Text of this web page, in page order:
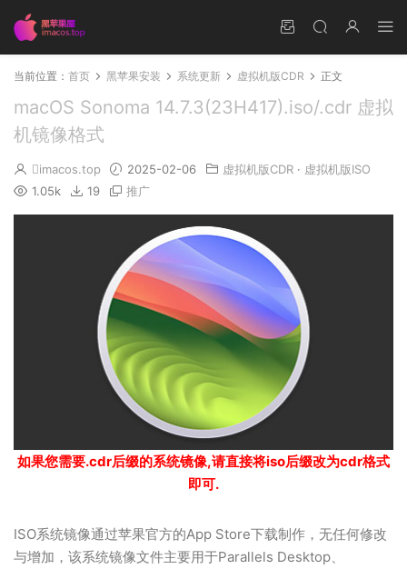
当前位置： 首页 黑苹果安装 系统更新 虚拟机版CDR 正文
macOS Sonoma 14.7.3(23H417).iso/.cdr 虚拟
机镜像格式
imacos.top 2025-02-06 虚拟机版CDR · 虚拟机版ISO
1.05k
19 推广
如果您需要.cdr后缀的系统镜像,请直接将iso后缀改为cdr格式
即可.
ISO系统镜像通过苹果官方的App Store下载制作，无任何修改
与增加，该系统镜像文件主要用于Parallels Desktop、